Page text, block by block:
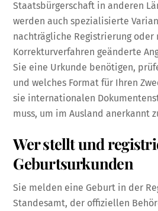
Staatsbürgerschaft in anderen
werden auch spezialisierte
nachträgliche Registrierung oder
Korrekturverfahren geänderte
Sie eine Urkunde benötigen,
und welches Format für Ihren
sie internationalen
muss, um im Ausland anerkannt
Wer stellt und
Geburtsurkunden
Sie melden eine Geburt in der
Standesamt, der offiziellen